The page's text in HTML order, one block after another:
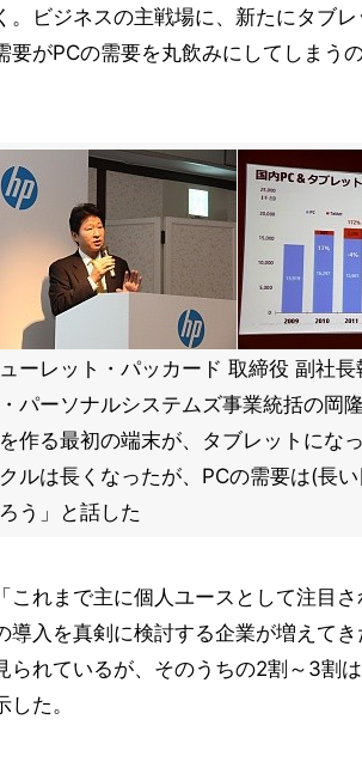
。ビジネスの主戦場に、新たにタブ
要がPCの需要を丸飲みにしてしまう
ーレット・パッカード 取締役 副社
パーソナルシステムズ事業統括の岡
を作る最初の端末が、タブレットにな
ルは長くなったが、PCの需要は(長
う」と話した
これまで主に個人ユースとして注目
導入を真剣に検討する企業が増えて
られているが、そのうちの2割～3割
した。